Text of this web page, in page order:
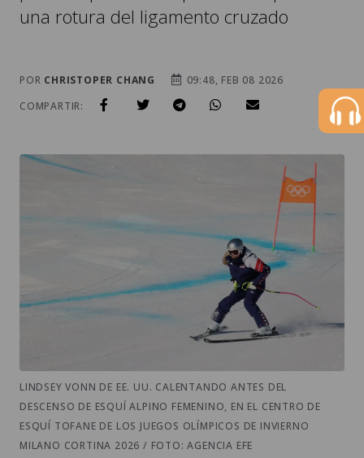
una rotura del ligamento cruzado
POR CHRISTOPER CHANG
09:48, FEB 08 2026
COMPARTIR:
LINDSEY VONN DE EE. UU. CALENTANDO ANTES DEL
DESCENSO DE ESQUÍ ALPINO FEMENINO, EN EL CENTRO DE
ESQUÍ TOFANE DE LOS JUEGOS OLÍMPICOS DE INVIERNO
MILANO CORTINA 2026 / FOTO: AGENCIA EFE